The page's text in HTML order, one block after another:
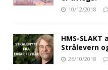
10/12/2018
HMS-SLAKT
Strålevern
26/10/2018